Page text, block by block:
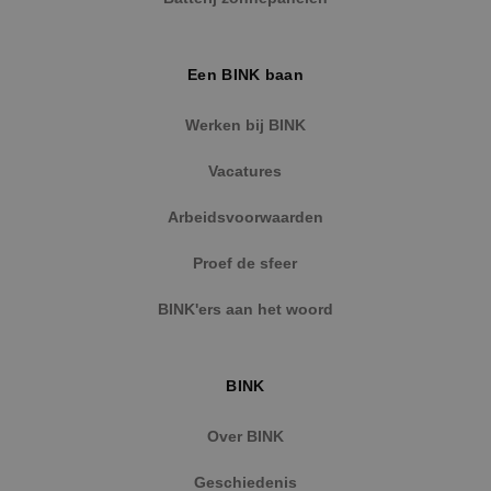
Een BINK baan
Werken bij BINK
Vacatures
Arbeidsvoorwaarden
Proef de sfeer
BINK'ers aan het woord
BINK
Over BINK
Geschiedenis
Google Privacy Policy